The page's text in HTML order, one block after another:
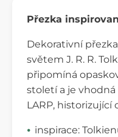
Přezka
Dekorativní
světem J. R. R.
připomíná
století a je
LARP, historizující
inspirace: